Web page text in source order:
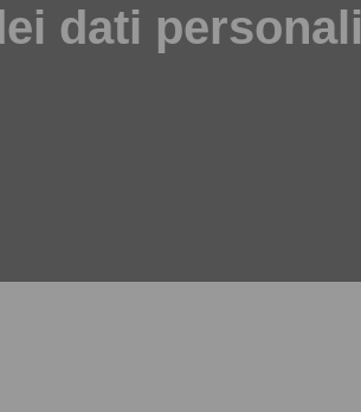
dati personali